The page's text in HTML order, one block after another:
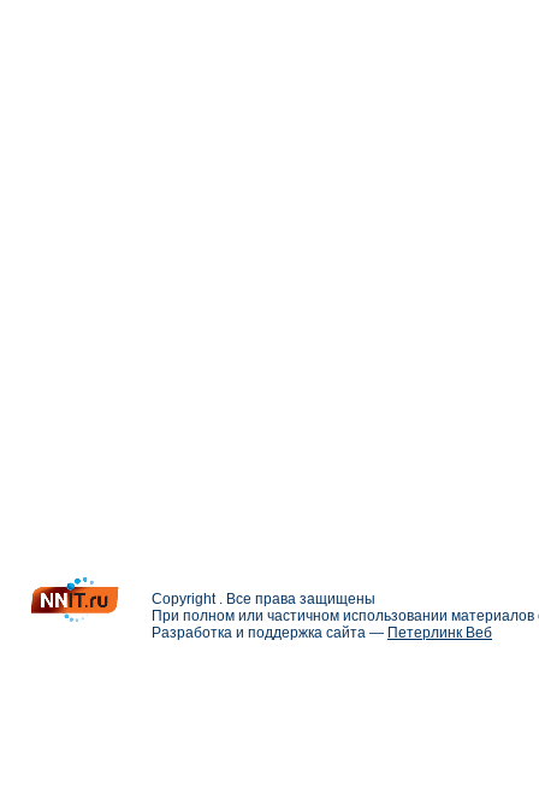
Copyright . Все права защищены
При полном или частичном использовании
Разработка и поддержка сайта — Петерлинк Веб